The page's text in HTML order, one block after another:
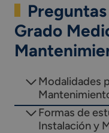
Grado
Modalidades
Formas de
Instalación y